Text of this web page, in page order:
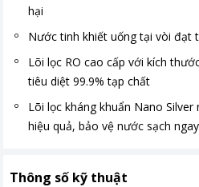
hại
Nước tinh khiết uống tại vòi đạt
Lõi lọc RO cao cấp với kích
tiêu diệt 99.9% tạp chất
Lõi lọc kháng khuẩn Nano
hiệu quả, bảo vệ nước sạch
Thông số kỹ thuật